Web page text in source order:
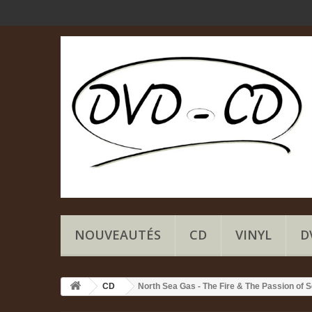
NOUVEAUTÉS CD VINYL
CD North Sea Gas - The Fire & The Passion of